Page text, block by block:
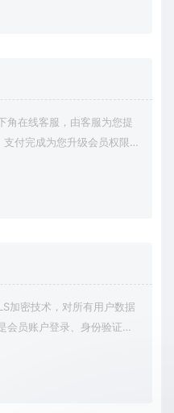
角在线客服，由客服为您提
付完成为您升级会员权限后
加密技术，对所有用户数据
会员账户登录、身份验证还